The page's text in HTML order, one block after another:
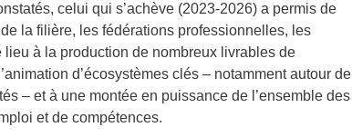
celui qui s’achève (2023-2026) a permis de
la filière, les fédérations professionnelles, les
à la production de nombreux livrables de
d’écosystèmes clés – notamment autour de
– et à une montée en puissance de l’ensemble des
et de compétences.